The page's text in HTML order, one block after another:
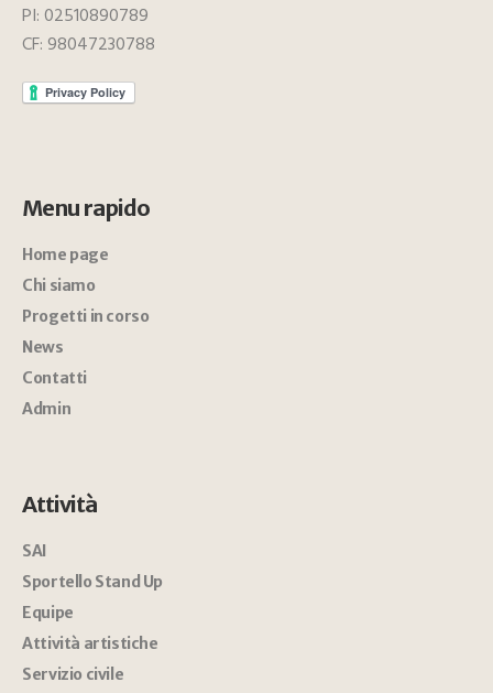
PI: 02510890789
CF: 98047230788
Menu rapido
Home page
Chi siamo
Progetti in corso
News
Contatti
Admin
Attività
SAI
Sportello Stand Up
Equipe
Attività artistiche
Servizio civile